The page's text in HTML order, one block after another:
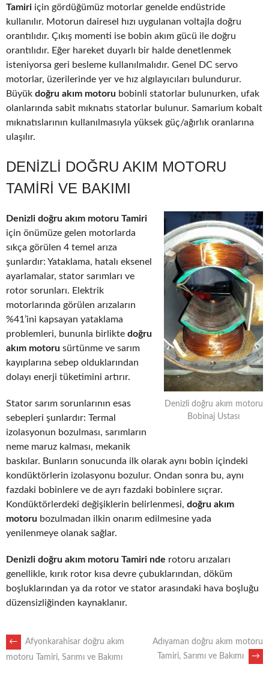
Tamiri için gördüğümüz motorlar genelde endüstride
kullanılır. Motorun dairesel hızı uygulanan voltajla doğru
orantılıdır. Çıkış momenti ise bobin akım gücü ile doğru
orantılıdır. Eğer hareket duyarlı bir halde denetlenmek
isteniyorsa geri besleme kullanılmalıdır. Genel DC servo
motorlar, üzerilerinde yer ve hız algılayıcıları bulundurur.
Büyük doğru akım motoru bobinli statorlar bulunurken, ufak
olanlarında sabit mıknatıs statorlar bulunur. Samarium kobalt
mıknatıslarının kullanılmasıyla yüksek güç/ağırlık oranlarına
ulaşılır.
DENIZLI DOĞRU AKIM MOTORU
TAMIRI VE BAKIMI
Denizli doğru akım motoru
Bobinaj Ustası
Denizli doğru akım motoru Tamiri
için önümüze gelen motorlarda
sıkça görülen 4 temel arıza
şunlardır: Yataklama, hatalı eksenel
ayarlamalar, stator sarımları ve
rotor sorunları. Elektrik
motorlarında görülen arızaların
%41’ini kapsayan yataklama
problemleri, bununla birlikte doğru
akım motoru sürtünme ve sarım
kayıplarına sebep olduklarından
dolayı enerji tüketimini artırır.
Stator sarım sorunlarının esas
sebepleri şunlardır: Termal
izolasyonun bozulması, sarımların
neme maruz kalması, mekanik
baskılar. Bunların sonucunda ilk olarak aynı bobin içindeki
kondüktörlerin izolasyonu bozulur. Ondan sonra bu, aynı
fazdaki bobinlere ve de ayrı fazdaki bobinlere sıçrar.
Kondüktörlerdeki değişiklerin belirlenmesi, doğru akım
motoru bozulmadan ilkin onarım edilmesine yada
yenilenmeye olanak sağlar.
Denizli doğru akım motoru Tamiri nde rotoru arızaları
genellikle, kırık rotor kısa devre çubuklarından, döküm
boşluklarından ya da rotor ve stator arasındaki hava boşluğu
düzensizliğinden kaynaklanır.
POST
←
Afyonkarahisar doğru akım
motoru Tamiri, Sarımı ve Bakımı
Adıyaman doğru akım motoru
Tamiri, Sarımı ve Bakımı
→